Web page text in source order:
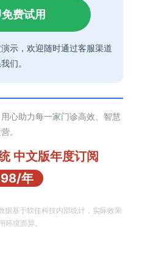
费试用
示，欢迎随时通过客服渠道
们。
心助力每一家门诊高效、智慧
。
中文版年度订阅
年
据基于软佳科技内部统计，实际效果
环境而异。